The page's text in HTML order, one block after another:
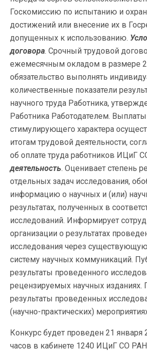
Госкомиссию по испытанию и
достижений или внесение их в
допущенных к использованию.
договора. Срочный трудовой
ежемесячным окладом в размере
обязательство выполнять
количественные показатели
научного труда Работника,
Работника Работодателем. Выплаты
стимулирующего характера
итогам трудовой деятельности,
об оплате труда работников ИЦиГ
деятельность. Оценивает степень
отдельных задач исследования,
информацию о научных и (или)
результатах, полученных в
исследований. Информирует
организации о результатах
исследования через
систему научных коммуникаций.
результаты проведенного
рецензируемых научных изданиях.
результаты проведенных
(научно-практических)
Конкурс будет проведен 21 января
часов в кабинете 1240 ИЦиГ СО